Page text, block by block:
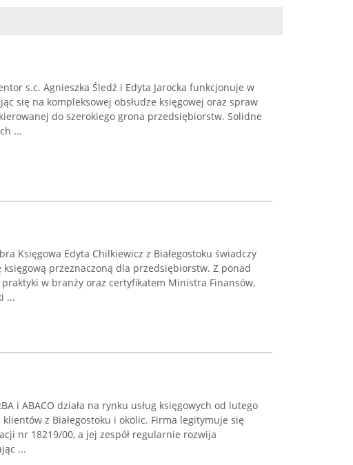
s.c. Agnieszka Śledź i Edyta Jarocka funkcjonuje w
się na kompleksowej obsłudze księgowej oraz spraw
do szerokiego grona przedsiębiorstw. Solidne
...
Księgowa Edyta Chilkiewicz z Białegostoku świadczy
księgową przeznaczoną dla przedsiębiorstw. Z ponad
w branży oraz certyfikatem Ministra Finansów,
...
i ABACO działa na rynku usług księgowych od lutego
klientów z Białegostoku i okolic. Firma legitymuje się
nr 18219/00, a jej zespół regularnie rozwija
...